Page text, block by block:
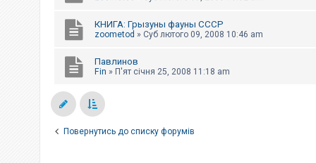
КНИГА: Грызуны фауны СССР
zoometod » Суб лютого 09, 2008 10:46 am
Павлинов
Fin » П'ят січня 25, 2008 11:18 am
Повернутись до списку форумів